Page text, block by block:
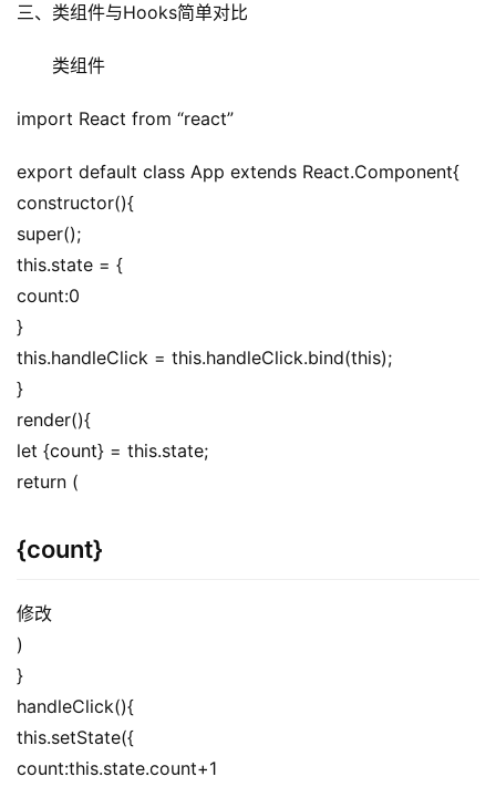
三、类组件与Hooks简单对比
类组件
import React from “react”
export default class App extends React.Component{
constructor(){
super();
this.state = {
count:0
}
this.handleClick = this.handleClick.bind(this);
}
render(){
let {count} = this.state;
return (
{count}
修改
)
}
handleClick(){
this.setState({
count:this.state.count+1